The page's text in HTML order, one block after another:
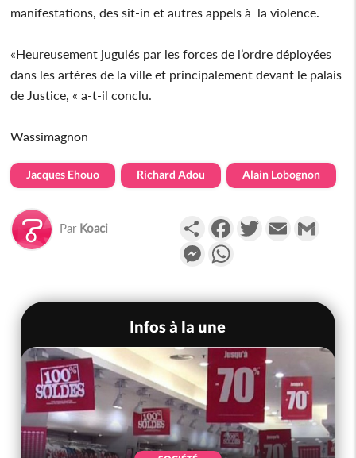
manifestations, des sit-in et autres appels à la violence.
«Heureusement jugulés par les forces de l’ordre déployées
dans les artères de la ville et principalement devant le palais
de Justice, « a-t-il conclu.
Wassimagnon
Jacques Ehouo Richard Adou Alain Lobognon
Par Koaci PartagerFacebookTwitterEmail
Messenger
Infos à la une